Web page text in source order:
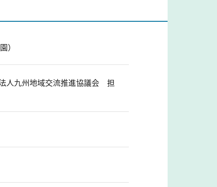
）
人九州地域交流推進協議会 担